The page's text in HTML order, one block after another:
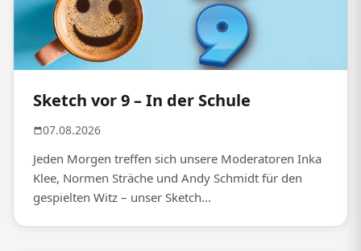
Sketch vor 9 – In der Schule
07.08.2026
Jeden Morgen treffen sich unsere Moderatoren Inka
Klee, Normen Sträche und Andy Schmidt für den
gespielten Witz – unser Sketch...